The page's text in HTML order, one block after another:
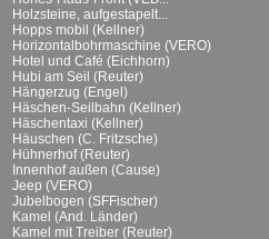
Holzsteine, aufgestapelt...
Hopps mobil (Kellner)
Horizontalbohrmaschine (VERO)
Hotel und Café (Eichhorn)
Hubi am Seil (Reuter)
Hängerzug (Engel)
Häschen-Seilbahn (Kellner)
Häschentaxi (Kellner)
Häuschen (C. Fritzsche)
Hühnerhof (Reuter)
Innenhof außen (Cause)
Jeep (VERO)
Jubelbogen (SFFischer)
Kamel (And. Länder)
Kamel mit Treiber (Reuter)